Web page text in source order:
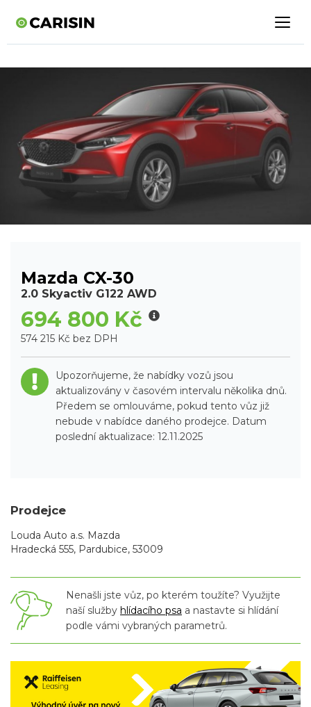
Mazda CX-30
2.0 Skyactiv G122 AWD
694 800 Kč
574 215 Kč bez DPH
Upozorňujeme, že nabídky vozů jsou
aktualizovány v časovém intervalu několika dnů.
Předem se omlouváme, pokud tento vůz již
nebude v nabídce daného prodejce. Datum
poslední aktualizace: 12.11.2025
Prodejce
Louda Auto a.s. Mazda
Hradecká 555, Pardubice, 53009
Nenašli jste vůz, po kterém toužíte? Využijte
naší služby hlídacího psa a nastavte si hlídání
podle vámi vybraných parametrů.